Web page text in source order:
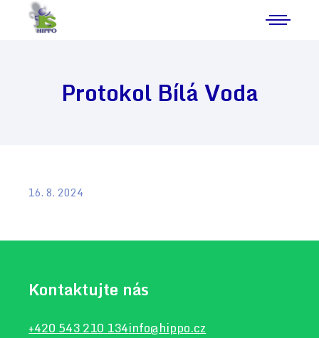
Protokol Bílá Voda
16. 8. 2024
Kontaktujte nás
+420 543 210 134info@hippo.cz